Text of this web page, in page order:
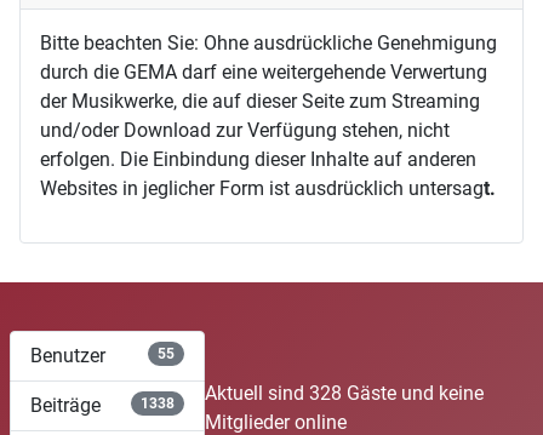
Bitte beachten Sie: Ohne ausdrückliche Genehmigung
durch die GEMA darf eine weitergehende Verwertung
der Musikwerke, die auf dieser Seite zum Streaming
und/oder Download zur Verfügung stehen, nicht
erfolgen. Die Einbindung dieser Inhalte auf anderen
Websites in jeglicher Form ist ausdrücklich untersagt.
Benutzer 55
Beiträge 1338
Aktuell sind 328 Gäste und keine
Mitglieder online